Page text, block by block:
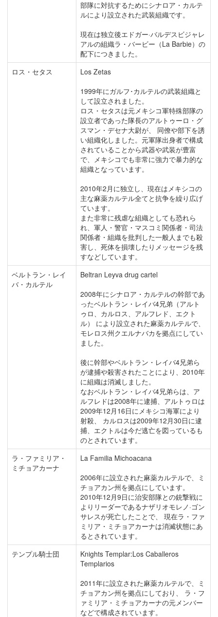
部隊に対抗するためにシナロア・カルテ
ルにより設立された武装組織です。
現在は独立後エドガー·バルデスビジャレ
アルの組織ラ・バービー（La Barbie）の
配下につきました。
ロス・セタス
Los Zetas
1999年にガルフ･カルテルの武装組織と
して設立されました。
ロス・セタスは元メキシコ軍特殊部隊の
設立者であった隊長のアルトゥーロ・グ
スマン・デセナ大尉が、 同僚や部下を誘
い組織化しました。元軍隊出身者で構成
されていることから武器や武装が豊富
で、メキシコでも非常に強力で暴力的な
組織となっています。
2010年2月に独立し、現在はメキシコの
主な麻薬カルテル全てと抗争を繰り広げ
ています。
また非常に残虐な組織としても恐れら
れ、軍人・警官・マスコミ関係者・司法
関係者・組織を批判した一般人までも殺
害し、死体を損壊したりメッセージを残
すなどしています。
ベルトラン・レイ
バ・カルテル
Beltran Leyva drug cartel
2008年にシナロア・カルテルの幹部であ
ったベルトラン・レイバ4兄弟（アルト
ゥロ、カルロス、アルフレド、エクト
ル） により設立された麻薬カルテルで、
モレロス州クエルナバカを拠点にしてい
ました。
後に幹部やベルトラン・レイバ4兄弟ら
が逮捕や殺害されたことにより、2010年
に組織は消滅しました。
なおベルトラン・レイバ4兄弟らは、ア
ルフレドは2008年に逮捕、アルトゥロは
2009年12月16日にメキシコ海軍により
射殺、 カルロスは2009年12月30日に逮
捕、エクトルは今だ逃亡を図っているも
のとされています。
ラ・ファミリア・
ミチョアカーナ
La Familia Michoacana
2006年に設立された麻薬カルテルで、ミ
チョアカン州を拠点にしています。
2010年12月9日に治安部隊との銃撃戦に
よりリーダーであるナザリオモレノ·ゴン
サレスが死亡したことで、 現在ラ・ファ
ミリア・ミチョアカーナは消滅状態にあ
るとされています。
テンプル騎士団
Knights Templar:Los Caballeros
Templarios
2011年に設立された麻薬カルテルで、ミ
チョアカン州を拠点にしており、 ラ・フ
ァミリア・ミチョアカーナの元メンバー
などで構成されています。